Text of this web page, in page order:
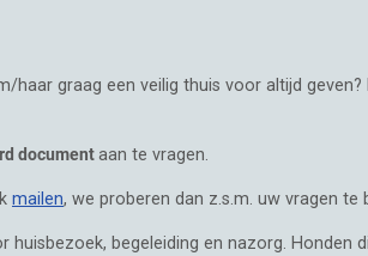
graag een veilig thuis voor altijd geven?
documentaan te vragen.
mailen, we proberen dan z.s.m. uw vragen te
huisbezoek, begeleiding en nazorg.